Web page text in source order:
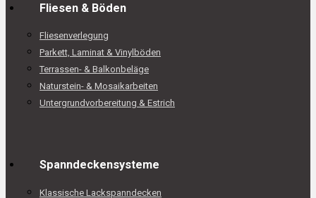
Fliesen & Böden
Fliesenverlegung
Parkett, Laminat & Vinylböden
Terrassen- & Balkonbeläge
Naturstein- & Mosaikarbeiten
Untergrundvorbereitung & Estrich
Spanndeckensysteme
Klassische Lackspanndecken